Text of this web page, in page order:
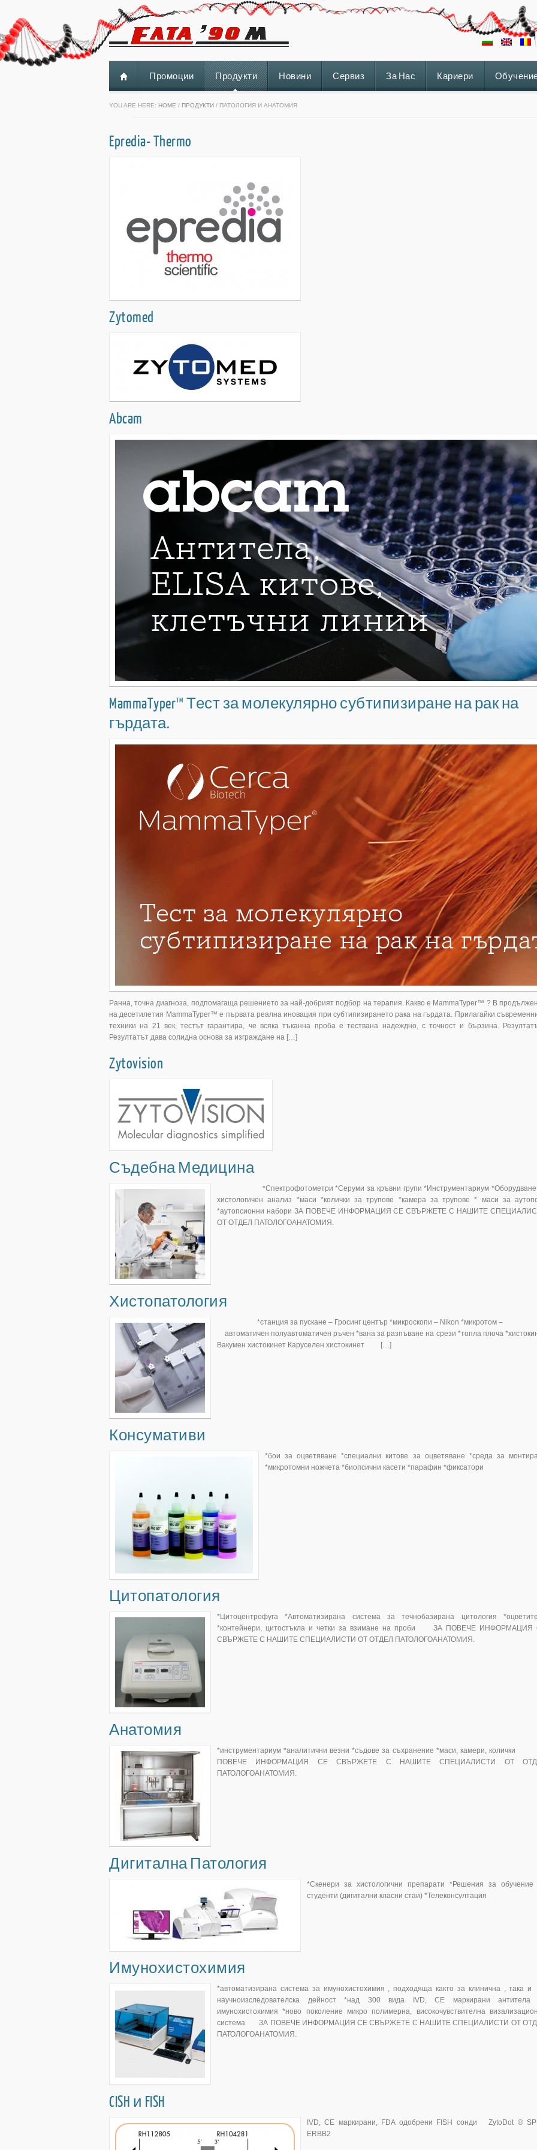
Промоции Продукти Новини Сервиз За Нас Кариери
YOU ARE HERE: HOME / ПРОДУКТИ / ПАТОЛОГИЯ И АНАТОМИЯ
Epredia- Thermo
Zytomed
Abcam
MammaTyper™ Тест за молекулярно субтипизиране на рак на
гърдата.
Ранна, точна диагноза, подпомагаща решението за най-добрият подбор на терапия. Какво е MammaTyper™ ? В
на десетилетия MammaTyper™ е първата реална иновация при субтипизирането рака на гърдата. Прилагайки
техники на 21 век, тестът гарантира, че всяка тъканна проба е тествана надеждно, с точност и бързина.
Резултатът дава солидна основа за изграждане на […]
Zytovision
Съдебна Медицина
*Спектрофотометри *Серуми за кръвни групи *Инструментариум *Оборудване
хистологичен анализ *маси *колички за трупове *камера за трупове * маси за
*аутопсионни набори ЗА ПОВЕЧЕ ИНФОРМАЦИЯ СЕ СВЪРЖЕТЕ С НАШИТЕ
ОТ ОТДЕЛ ПАТОЛОГОАНАТОМИЯ.
Хистопатология
*станция за пускане – Гросинг център *микроскопи – Nikon
автоматичен полуавтоматичен ръчен *вана за разпъване на срези *топла плоча
Вакумен хистокинет Каруселен хистокинет […]
Консумативи
*бои за оцветяване *специални китове за оцветяване *среда за
*микротомни ножчета *биопсични касети *парафин *фиксатори
Цитопатология
*Цитоцентрофуга *Автоматизирана система за течнобазирана цитология
*контейнери, цитостъкла и четки за взимане на проби ЗА ПОВЕЧЕ ИНФОРМАЦИЯ
СВЪРЖЕТЕ С НАШИТЕ СПЕЦИАЛИСТИ ОТ ОТДЕЛ ПАТОЛОГОАНАТОМИЯ.
Анатомия
*инструментариум *аналитични везни *съдове за съхранение *маси, камери, колички
ПОВЕЧЕ ИНФОРМАЦИЯ СЕ СВЪРЖЕТЕ С НАШИТЕ СПЕЦИАЛИСТИ ОТ
ПАТОЛОГОАНАТОМИЯ.
Дигитална Патология
*Скенери за хистологични препарати *Решения за обучение
студенти (дигитални класни стаи) *Телеконсултация
Имунохистохимия
*автоматизирана система за имунохистохимия , подходяща както за клинична , така
научноизследователска дейност *над 300 вида IVD, CE маркирани антитела
имунохистохимия *ново поколение микро полимерна, високочувствителна
система ЗА ПОВЕЧЕ ИНФОРМАЦИЯ СЕ СВЪРЖЕТЕ С НАШИТЕ СПЕЦИАЛИСТИ ОТ
ПАТОЛОГОАНАТОМИЯ.
CISH и FISH
IVD, CE маркирани, FDA одобрени FISH сонди ZytoDot ®
ERBB2